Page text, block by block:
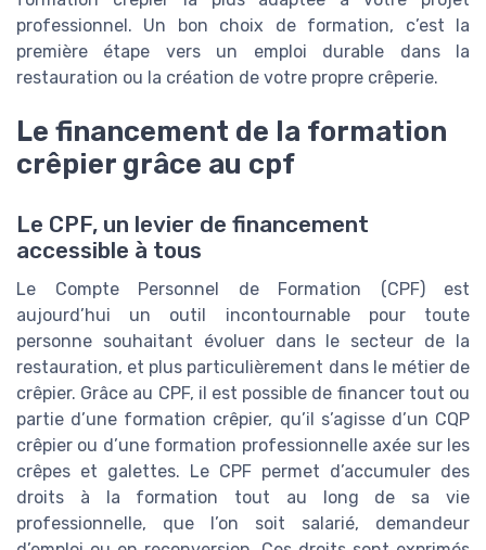
professionnel. Un bon choix de formation, c’est la
première étape vers un emploi durable dans la
restauration ou la création de votre propre crêperie.
Le financement de la formation
crêpier grâce au cpf
Le CPF, un levier de financement
accessible à tous
Le Compte Personnel de Formation (CPF) est
aujourd’hui un outil incontournable pour toute
personne souhaitant évoluer dans le secteur de la
restauration, et plus particulièrement dans le métier de
crêpier. Grâce au CPF, il est possible de financer tout ou
partie d’une formation crêpier, qu’il s’agisse d’un CQP
crêpier ou d’une formation professionnelle axée sur les
crêpes et galettes. Le CPF permet d’accumuler des
droits à la formation tout au long de sa vie
professionnelle, que l’on soit salarié, demandeur